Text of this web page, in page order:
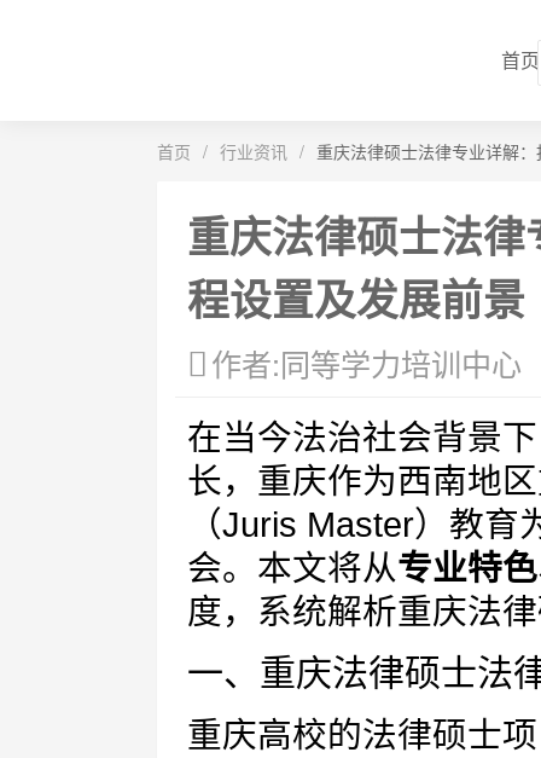
首页
首页 / 行业资讯 / 重庆法律硕士法律专业详解
重庆法律硕士法
程设置及发展前景
作者:同等学力培训中心
在当今法治社会背景
长，重庆作为西南地
（Juris Master）教
会。本文将从专业特色
度，系统解析重庆法
一、重庆法律硕士法
重庆高校的法律硕士